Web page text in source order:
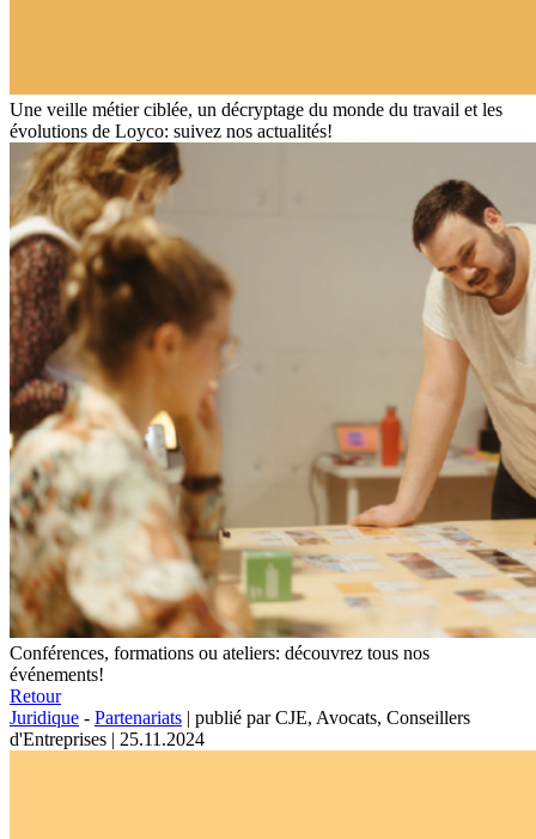
Une veille métier ciblée, un décryptage du monde du travail et les
évolutions de Loyco: suivez nos actualités!
Conférences, formations ou ateliers: découvrez tous nos
événements!
Retour
Juridique - Partenariats | publié par CJE, Avocats, Conseillers
d'Entreprises | 25.11.2024